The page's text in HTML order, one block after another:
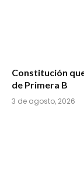
Constitución
de Primera B
3 de agosto, 2026